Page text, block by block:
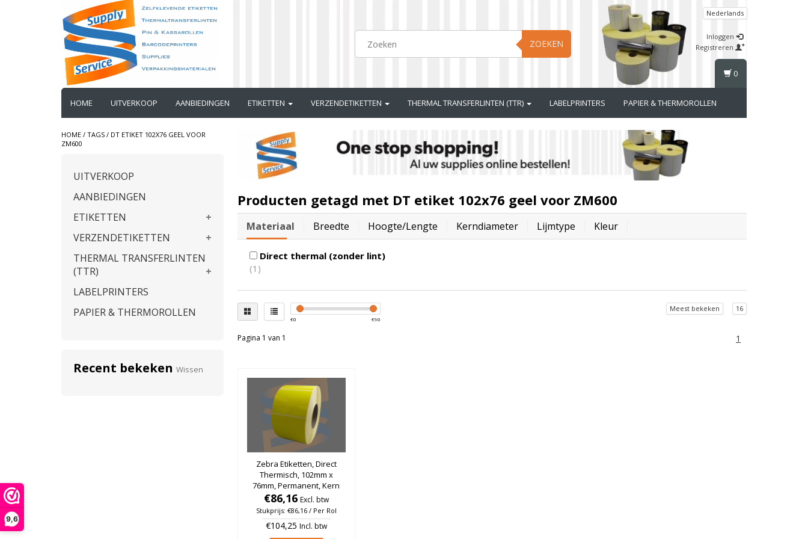
9,6
ZOEKEN
Nederlands
Inloggen
Registreren
HOME UITVERKOOP AANBIEDINGEN ETIKETTEN VERZENDETIKETTEN THERMAL TRANSFERLINTEN (TTR) LABELPRINTERS PAPIER & THERMOROLLEN
0
HOME / TAGS / DT ETIKET 102X76 GEEL VOOR
ZM600
UITVERKOOP
AANBIEDINGEN
ETIKETTEN
VERZENDETIKETTEN
THERMAL TRANSFERLINTEN
(TTR)
LABELPRINTERS
PAPIER & THERMOROLLEN
Recent bekeken Wissen
Producten getagd met DT etiket 102x76 geel voor ZM600
Materiaal Breedte Hoogte/lengte Kerndiameter Lijmtype Kleur
Direct thermal (zonder lint)
(1)
€0 €90
Meest bekeken 16
Pagina 1 van 1 1
Zebra Etiketten, Direct
Thermisch, 102mm x
76mm, Permanent, Kern
76mm, Geel, rol à 1.850
stuks
€86,16 Excl. btw
Stukprijs: €86,16 / Per Rol
€104,25 Incl. btw